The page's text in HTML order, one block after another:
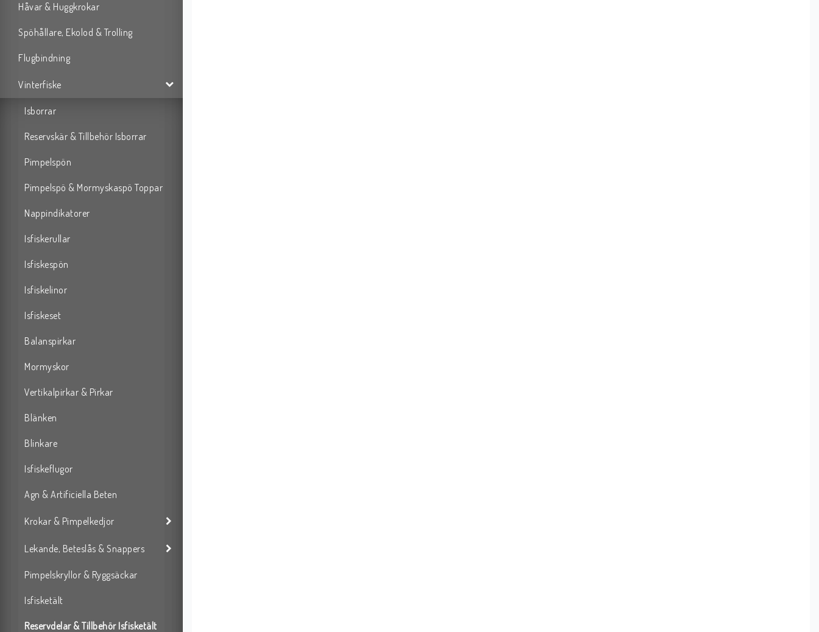
Håvar & Huggkrokar
Spöhållare, Ekolod & Trolling
Flugbindning
Vinterfiske
Isborrar
Reservskär & Tillbehör Isborrar
Pimpelspön
Pimpelspö & Mormyskaspö Toppar
Nappindikatorer
Isfiskerullar
Isfiskespön
Isfiskelinor
Isfiskeset
Balanspirkar
Mormyskor
Vertikalpirkar & Pirkar
Blänken
Blinkare
Isfiskeflugor
Agn & Artificiella Beten
Krokar & Pimpelkedjor
Lekande, Beteslås & Snappers
Pimpelskryllor & Ryggsäckar
Isfisketält
Reservdelar & Tillbehör Isfisketält